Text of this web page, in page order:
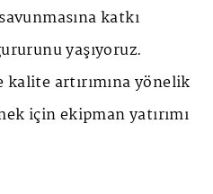
katkı
yaşıyoruz.
artırımına yönelik
için ekipman yatırımı